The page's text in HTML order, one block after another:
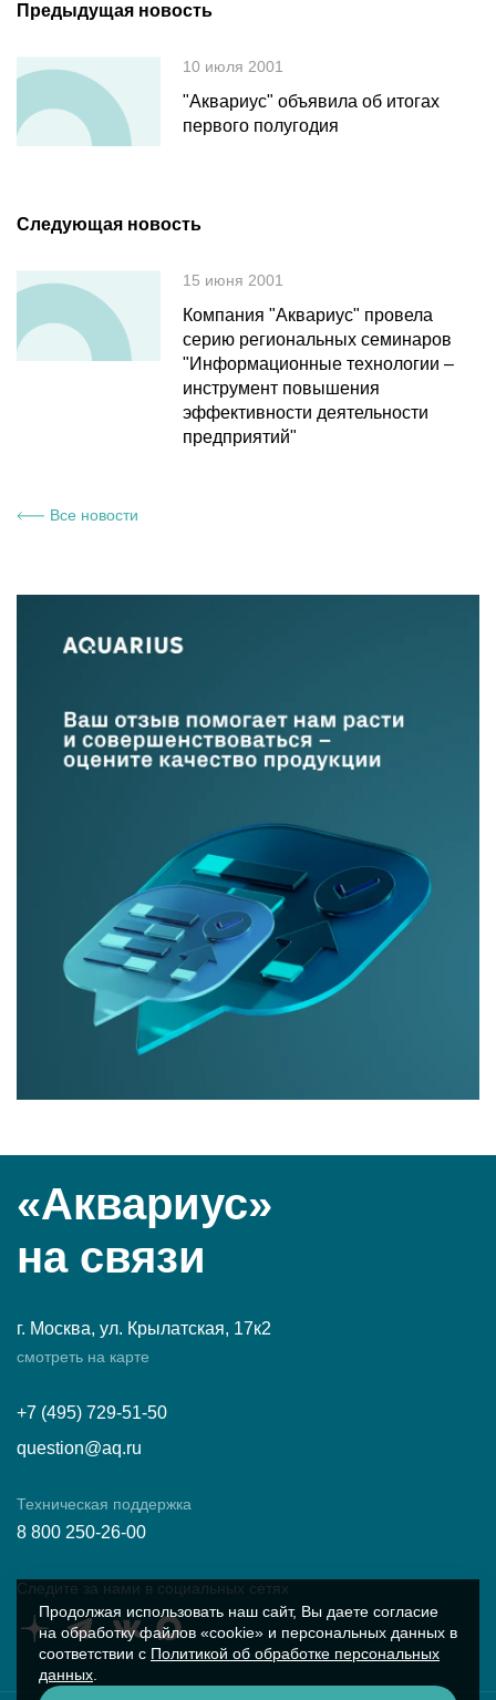
Предыдущая новость
10 июля 2001
"Аквариус" объявила об итогах
первого полугодия
Следующая новость
15 июня 2001
Компания "Аквариус" провела
серию региональных семинаров
"Информационные технологии –
инструмент повышения
эффективности деятельности
предприятий"
Все новости
«Аквариус»
на связи
г. Москва, ул. Крылатская, 17к2
смотреть на карте
+7 (495) 729-51-50
question@aq.ru
Техническая поддержка
8 800 250-26-00
Следите за нами в социальных сетях
Продолжая использовать наш сайт, Вы даете согласие
на обработку файлов «cookie» и персональных данных в
соответствии с Политикой об обработке персональных
данных